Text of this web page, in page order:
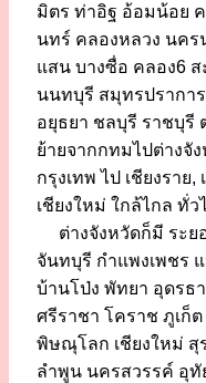
มิตร ท่าอิฐ อ้อมน้อย
นทร์ คลองหลวง นค
แสน บางซื่อ คลอง6
นนทบุรี สมุทรปรากา
อยุธยา ชลบุรี ราชบุรี
ย้ายจากกทมไปต่างจั
กรุงเทพ ไป เชียงราย,
เชียงใหม่ ใกล้ไกล ทั่
ต่างจังหวัดก็มี ระย
จันทบุรี กำแพงเพชร
บ้านโป่ง พัทยา อุดรธ
ศรีราชา โคราช ภูเก็
พิษณุโลก เชียงใหม่ สุ
ลำพูน นครสวรรค์ อุทั